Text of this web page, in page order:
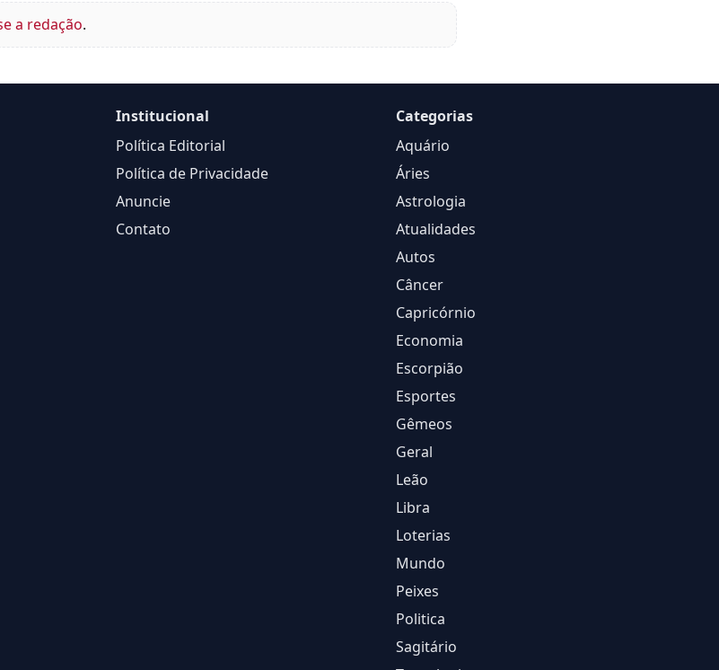
a redação.
Institucional
Política Editorial
Política de Privacidade
Anuncie
Contato
Categorias
Aquário
Áries
Astrologia
Atualidades
Autos
Câncer
Capricórnio
Economia
Escorpião
Esportes
Gêmeos
Geral
Leão
Libra
Loterias
Mundo
Peixes
Politica
Sagitário